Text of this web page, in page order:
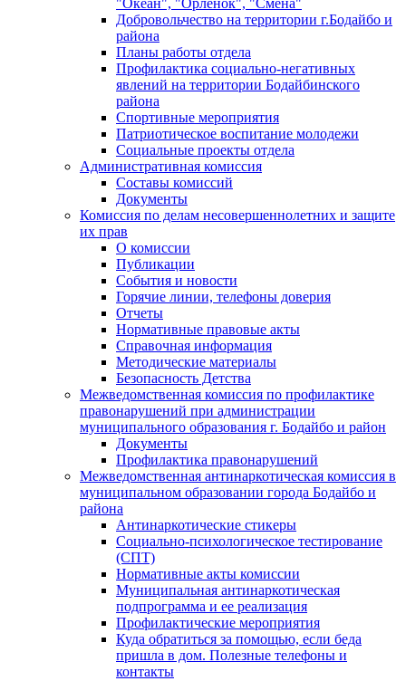
"Океан", "Орленок", "Смена"
Добровольчество на территории г.Бодайбо и
района
Планы работы отдела
Профилактика социально-негативных
явлений на территории Бодайбинского
района
Спортивные мероприятия
Патриотическое воспитание молодежи
Социальные проекты отдела
Административная комиссия
Составы комиссий
Документы
Комиссия по делам несовершеннолетних и защите
их прав
О комиссии
Публикации
События и новости
Горячие линии, телефоны доверия
Отчеты
Нормативные правовые акты
Справочная информация
Методические материалы
Безопасность Детства
Межведомственная комиссия по профилактике
правонарушений при администрации
муниципального образования г. Бодайбо и район
Документы
Профилактика правонарушений
Межведомственная антинаркотическая комиссия в
муниципальном образовании города Бодайбо и
района
Антинаркотические стикеры
Социально-психологическое тестирование
(СПТ)
Нормативные акты комиссии
Муниципальная антинаркотическая
подпрограмма и ее реализация
Профилактические мероприятия
Куда обратиться за помощью, если беда
пришла в дом. Полезные телефоны и
контакты